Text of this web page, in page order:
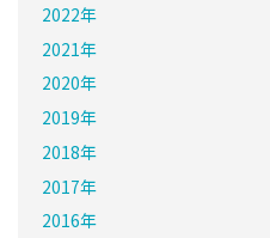
2022年
2021年
2020年
2019年
2018年
2017年
2016年